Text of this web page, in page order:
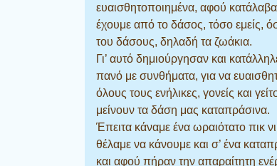
ευαισθητοποιημένα, αφού
έχουμε από το δάσος, τόσο εμείς,
του δάσους, δηλαδή τα ζωάκια.
Γι’ αυτό δημιούργησαν και
πανό με συνθήματα, για να
όλους τους ενήλικες, γονείς και
μείνουν τα δάση μας καταπράσινα.
Έπειτα κάναμε ένα ωραιότατο πικ
θέλαμε να κάνουμε και σ’ ένα
και αφού πήραν την απαραίτητη